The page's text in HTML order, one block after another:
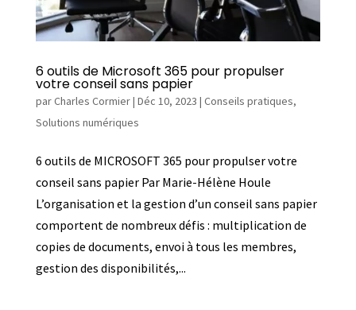
6 outils de Microsoft 365 pour propulser
votre conseil sans papier
parCharles Cormier| Déc 10, 2023 | Conseils pratiques,
Solutions numériques
6 outils de MICROSOFT 365 pour propulser votre
conseil sans papier Par Marie-Hélène Houle
L’organisation et la gestion d’un conseil sans papier
comportent de nombreux défis : multiplication de
copies de documents, envoi à tous les membres,
gestion des disponibilités,...